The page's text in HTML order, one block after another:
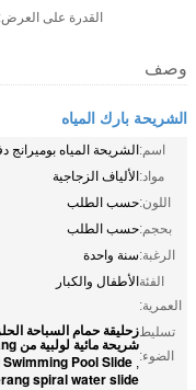
القدرة على العرض:
وصف
الشريحة بارك المياه
اسم:الشريحة المياه بوميرانج
مواد:الألياف الزجاجية
اللون:حسب الطلب
بحجم:حسب الطلب
الرغبة:سنة واحدة
الفئة
العمرية:
الأطفال والكبار
تسليط
الضوء:
شريحة مائية لولبية من FRP Boomerang
,
Pool Slide
spiral water slide